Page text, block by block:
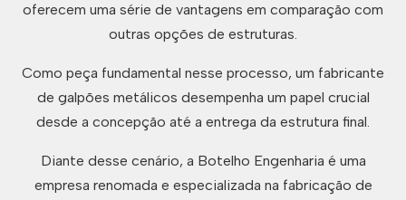
oferecem uma série de vantagens em comparação com
outras opções de estruturas.
Como peça fundamental nesse processo, um fabricante
de galpões metálicos desempenha um papel crucial
desde a concepção até a entrega da estrutura final.
Diante desse cenário, a Botelho Engenharia é uma
empresa renomada e especializada na fabricação de